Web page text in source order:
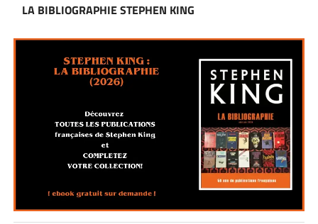
LA BIBLIOGRAPHIE STEPHEN KING